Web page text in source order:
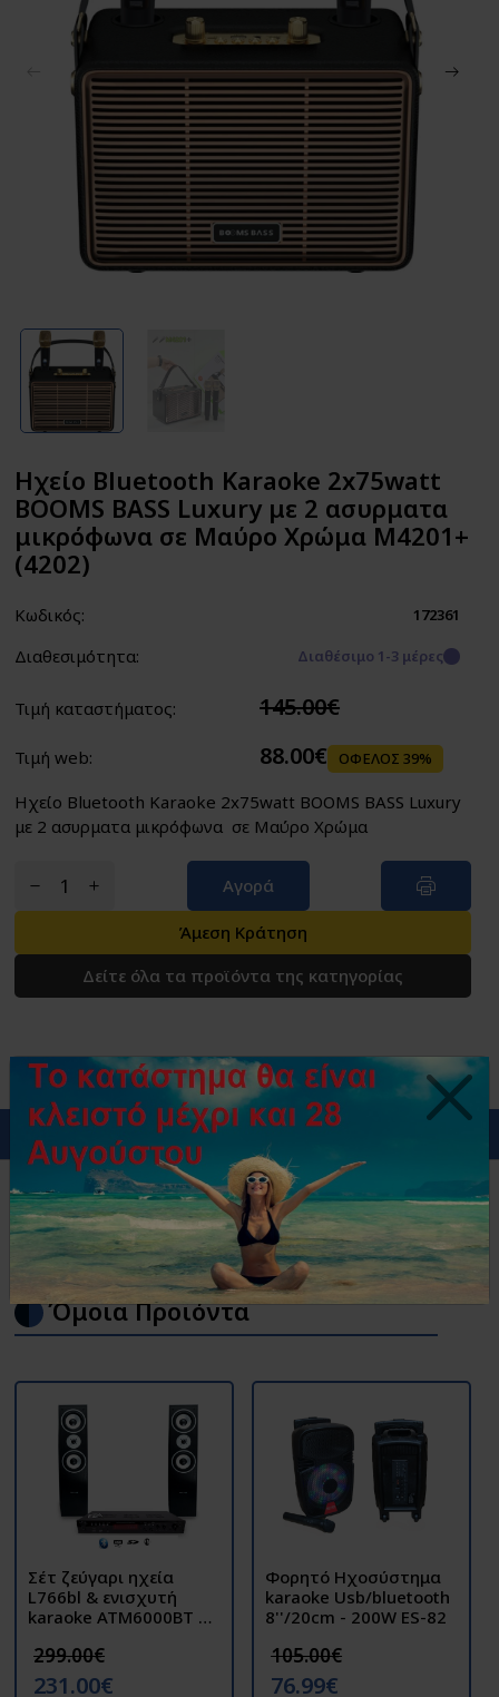
Ηχείο Bluetooth Karaoke 2x75watt
BOOMS BASS Luxury με 2 ασυρματα
μικρόφωνα σε Μαύρο Χρώμα M4201+
(4202)
Κωδικός: 172361
Διαθεσιμότητα: Διαθέσιμο 1-3 μέρες
Τιμή καταστήματος: 145.00€
Τιμή web: 88.00€ ΟΦΕΛΟΣ 39%
Ηχείο Bluetooth Karaoke 2x75watt BOOMS BASS Luxury
με 2 ασυρματα μικρόφωνα σε Μαύρο Χρώμα
Αγορά
Άμεση Κράτηση
Δείτε όλα τα προϊόντα της κατηγορίας
Περιγραφή
Ηχείο Bluetooth Karaoke 2x75watt BOOMS BASS Luxury
με 2 ασυρματα μικρόφωνα σε Μαύρο Χρώμα
Όμοια Προϊόντα
Σέτ ζεύγαρι ηχεία
L766bl & ενισχυτή
karaoke ATM6000BT 2
299.00€
231.00€
Φορητό Ηχοσύστημα
karaoke Usb/bluetooth
8''/20cm - 200W ES-82
105.00€
76.99€